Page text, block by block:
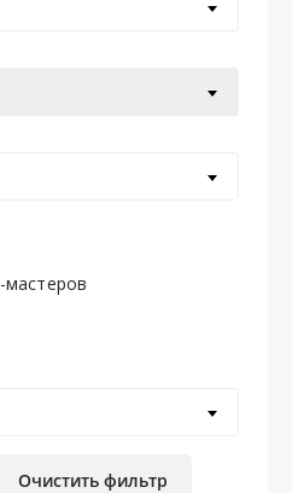
Очистить фильтр